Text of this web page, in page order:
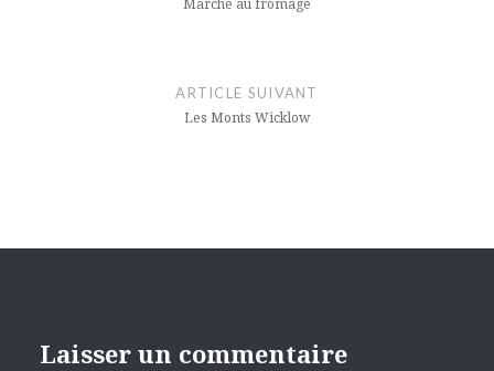
ARTICLE SUIVANT
Les Monts Wicklow
Laisser un commentaire